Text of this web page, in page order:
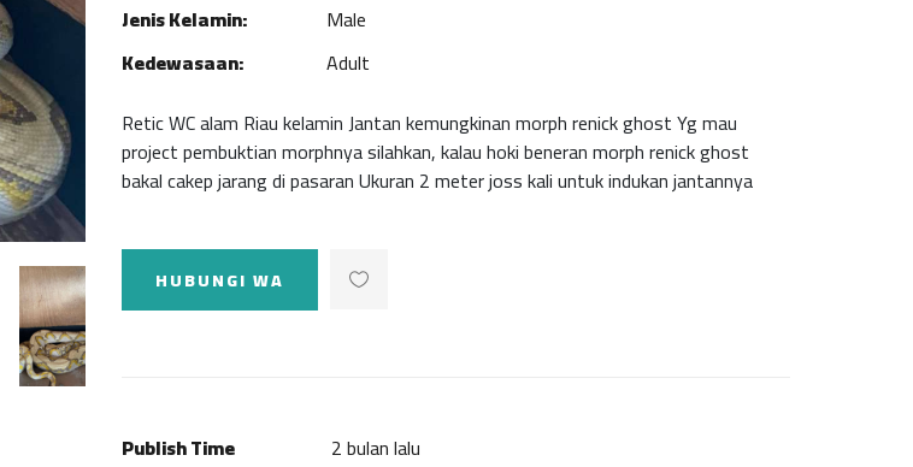
Jenis Kelamin:
Male
Kedewasaan:
Adult
Retic WC alam Riau kelamin Jantan kemungkinan morph renick ghost Yg mau
project pembuktian morphnya silahkan, kalau hoki beneran morph renick ghost
bakal cakep jarang di pasaran Ukuran 2 meter joss kali untuk indukan jantannya
HUBUNGI WA
Publish Time
2 bulan lalu